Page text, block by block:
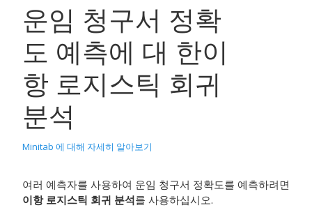
운임 청구서 정확
도 예측에 대 한이
항 로지스틱 회귀
분석
Minitab 에 대해 자세히 알아보기
여러 예측자를 사용하여 운임 청구서 정확도를 예측하려면
이항 로지스틱 회귀 분석를 사용하십시오.